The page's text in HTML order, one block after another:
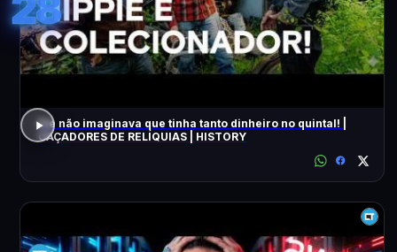
Ele não imaginava que tinha tanto dinheiro no quintal! |
CAÇADORES DE RELÍQUIAS | HISTORY